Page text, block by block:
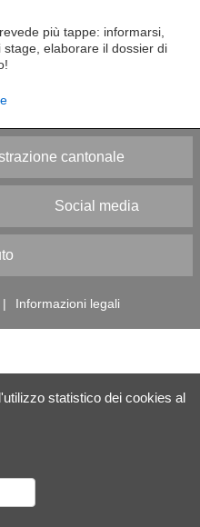
statistico dei cookies al
più tappe: informarsi,
elaborare il dossier di
cantonale
Social media
| Informazioni legali